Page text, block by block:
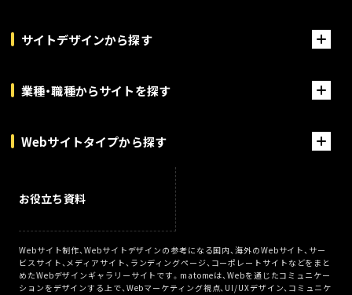
サイトデザインから探す
業種・職種からサイトを探す
Webサイトタイプから探す
お役立ち資料
Webサイト制作、Webサイトデザインの参考になる国内、海外のWebサイト、サー
ビスサイト、メディアサイト、ランディングページ、コーポレートサイトなどをまと
めたWebデザインギャラリーサイトです。matomeは、Webを通じたコミュニケー
ションをデザインする上で、Webマーケティング視点、UI/UXデザイン、コミュニケ